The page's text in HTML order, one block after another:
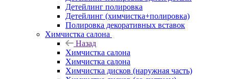
Детейлинг полировка
Детейлинг (химчистка+полировка)
Полировка декоративных вставок
Химчистка салона
Назад
Химчистка салона
Химчистка салона
Химчистка дисков (наружная часть)